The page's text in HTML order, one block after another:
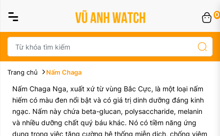
0
Trang chủ Nấm Chaga
Nấm Chaga Nga, xuất xứ từ vùng Bắc Cực, là một loại nấm
hiếm có màu đen nổi bật và có giá trị dinh dưỡng đáng kinh
ngạc. Nấm này chứa beta-glucan, polysaccharide, melanin
và nhiều dưỡng chất quý báu khác. Nó có tiềm năng ứng
dụng trong việc tăng cường hệ thống miễn dịch, chống viêm